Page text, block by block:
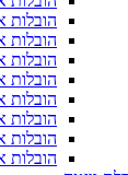
הובלות
הובלות
הובלות
הובלות
הובלות
הובלות
הובלות
הובלות